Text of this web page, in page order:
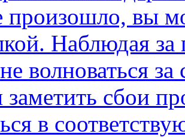
произошло, вы
Наблюдая
волноваться за
заметить сбои
в